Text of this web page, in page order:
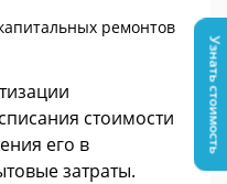
ремонтов
стоимости
его в
затраты.
Узнать стоимость